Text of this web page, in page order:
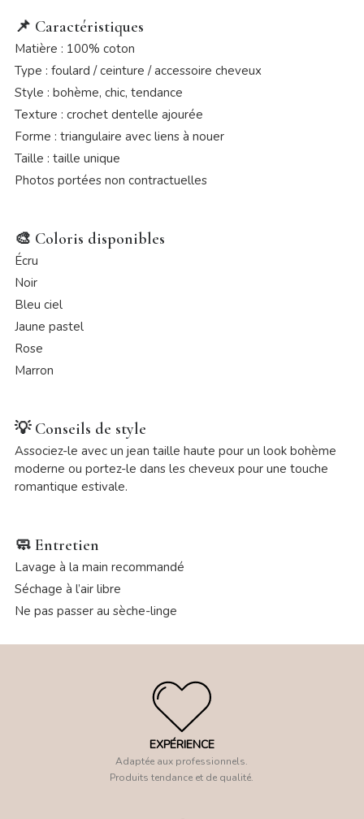
📌 Caractéristiques
Matière : 100% coton
Type : foulard / ceinture / accessoire cheveux
Style : bohème, chic, tendance
Texture : crochet dentelle ajourée
Forme : triangulaire avec liens à nouer
Taille : taille unique
Photos portées non contractuelles
🎨 Coloris disponibles
Écru
Noir
Bleu ciel
Jaune pastel
Rose
Marron
💡 Conseils de style
Associez-le avec un jean taille haute pour un look bohème
moderne ou portez-le dans les cheveux pour une touche
romantique estivale.
🧼 Entretien
Lavage à la main recommandé
Séchage à l’air libre
Ne pas passer au sèche-linge
EXPÉRIENCE
Adaptée aux professionnels.
Produits tendance et de qualité.